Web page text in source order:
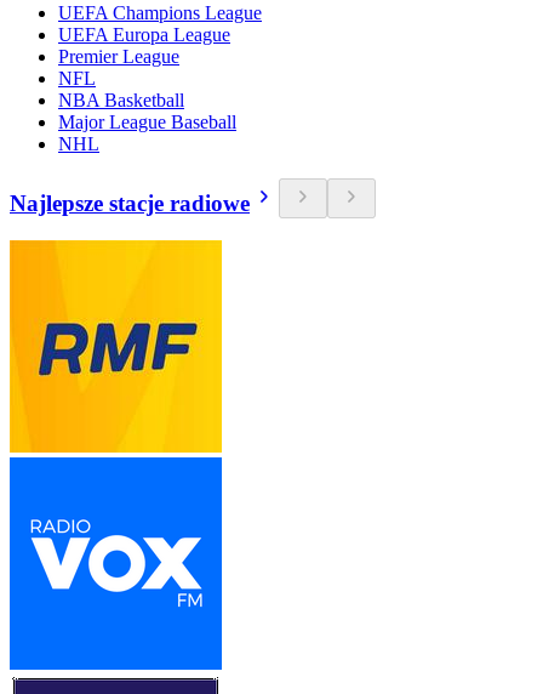
UEFA Champions League
UEFA Europa League
Premier League
NFL
NBA Basketball
Major League Baseball
NHL
Najlepsze stacje radiowe